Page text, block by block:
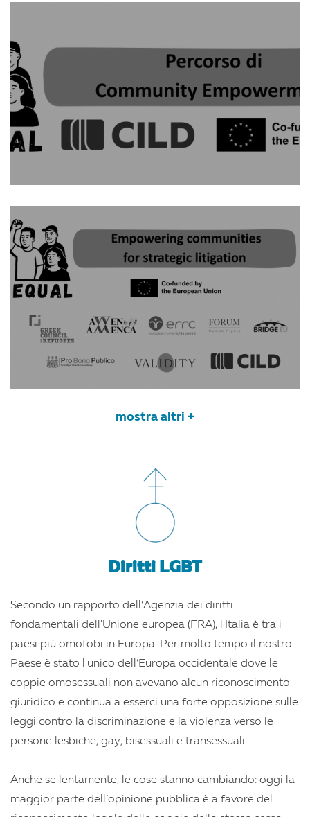
mostra altri +
Diritti LGBT
Secondo un rapporto dell’Agenzia dei diritti
fondamentali dell'Unione europea (FRA), l'Italia è tra i
paesi più omofobi in Europa. Per molto tempo il nostro
Paese è stato l'unico dell’Europa occidentale dove le
coppie omosessuali non avevano alcun riconoscimento
giuridico e continua a esserci una forte opposizione sulle
leggi contro la discriminazione e la violenza verso le
persone lesbiche, gay, bisessuali e transessuali.
Anche se lentamente, le cose stanno cambiando: oggi la
maggior parte dell’opinione pubblica è a favore del